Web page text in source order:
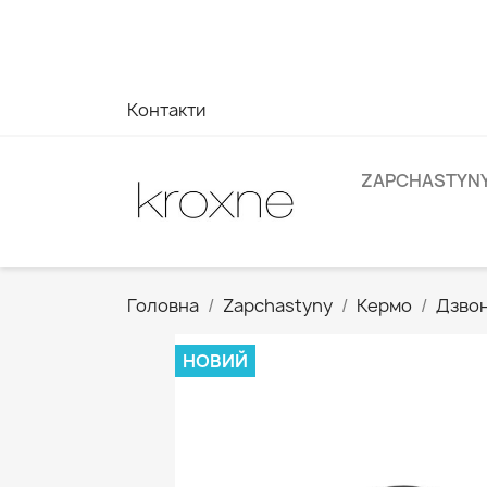
Контакти
Головна Zapchastyny Кермо
НОВИЙ